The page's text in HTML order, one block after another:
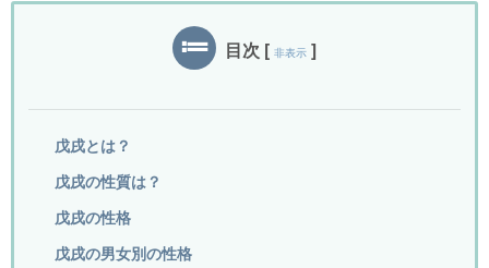
目次 [ 非表示 ]
戊戌とは？
戊戌の性質は？
戊戌の性格
戊戌の男女別の性格